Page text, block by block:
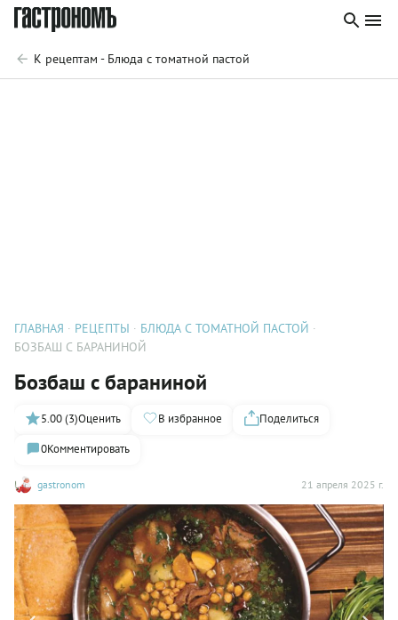
К рецептам - Блюда с томатной пастой
ГЛАВНАЯ РЕЦЕПТЫ
БЛЮДА С ТОМАТНОЙ ПАСТОЙ
БОЗБАШ С БАРАНИНОЙ
Бозбаш с бараниной
gastronom 21 апреля 2025 г.
5.00 (3)Оценить В избранное
Поделиться
0Комментировать